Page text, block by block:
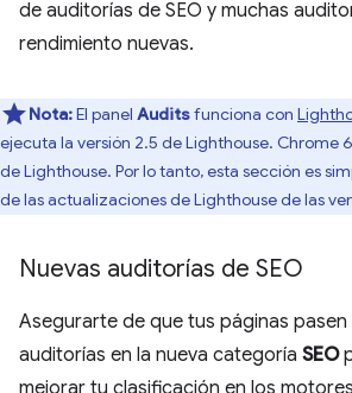
de auditorías de SEO y muchas
rendimiento nuevas.
Nota:El panel Auditsfunciona con
ejecuta la versión 2.5 de Lighthouse. Chrome
de Lighthouse. Por lo tanto, esta sección es
de las actualizaciones de Lighthouse de las
Nuevas auditorías de SEO
Asegurarte de que tus páginas pasen
auditorías en la nueva categoría SEO